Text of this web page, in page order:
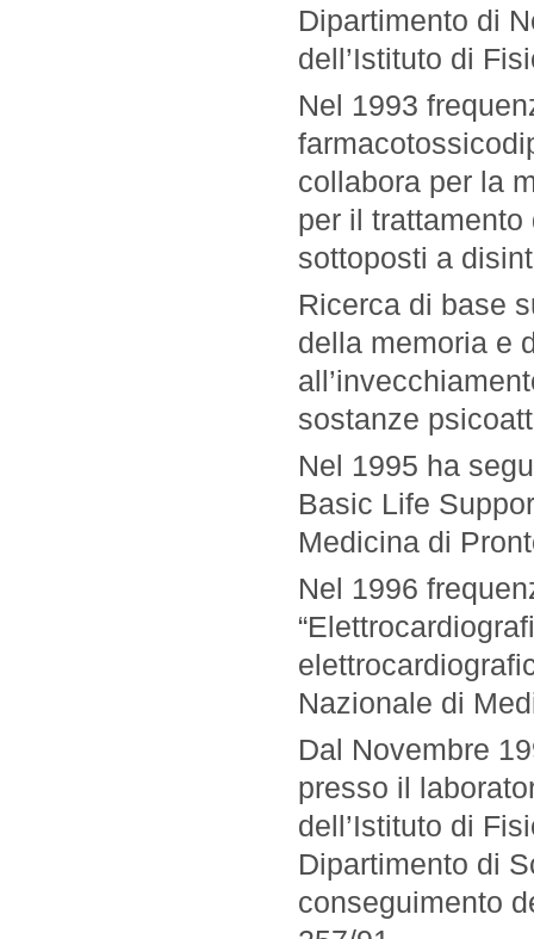
Dipartimento di
dell’Istituto di
Nel 1993
collabora per la
per il
sottoposti a
Ricerca di base
della memoria e
sostanze
Nel 1995 ha
Basic Life
Medicina di
Nel 1996
Nazionale di
Dal Novembre
presso il
dell’Istituto di
Dipartimento di
conseguimento